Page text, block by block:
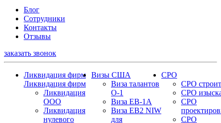
Блог
Сотрудники
Контакты
Отзывы
заказать звонок
Ликвидация фирм
Ликвидация фирм
Ликвидация
ООО
Ликвидация
нулевого
Визы США
Виза талантов
О-1
Виза EB-1A
Виза EB2 NIW
для
СРО
СРО
СРО
СРО
СРО